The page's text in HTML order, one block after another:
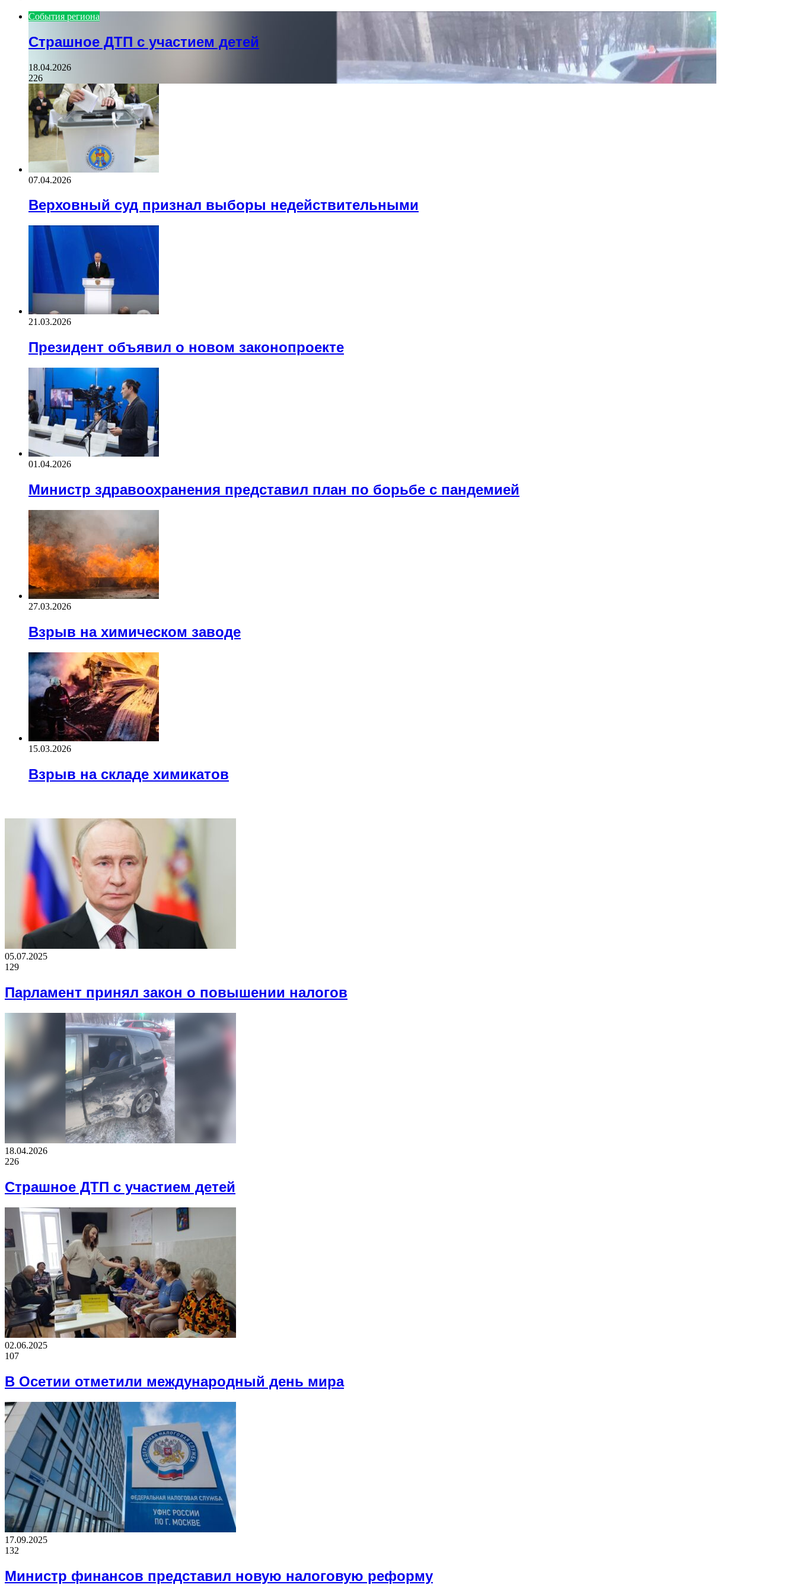
События региона
Страшное ДТП с участием детей
18.04.2026
226
07.04.2026
Верховный суд признал выборы недействительными
21.03.2026
Президент объявил о новом законопроекте
01.04.2026
Министр здравоохранения представил план по борьбе с пандемией
27.03.2026
Взрыв на химическом заводе
15.03.2026
Взрыв на складе химикатов
05.07.2025
129
Парламент принял закон о повышении налогов
18.04.2026
226
Страшное ДТП с участием детей
02.06.2025
107
В Осетии отметили международный день мира
17.09.2025
132
Министр финансов представил новую налоговую реформу